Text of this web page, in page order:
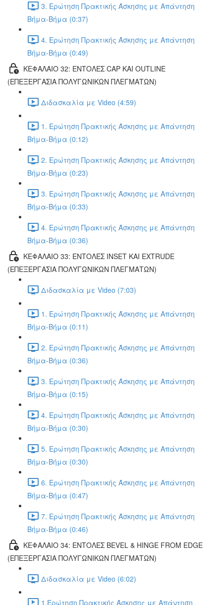
3. Ερώτηση Πρακτικής Άσκησης με Απάντηση
Βήμα-Βήμα (0:37)
4. Ερώτηση Πρακτικής Άσκησης με Απάντηση
Βήμα-Βήμα (0:49)
ΚΕΦΑΛΑΙΟ 32: ΕΝΤΟΛΕΣ CAP ΚΑΙ OUTLINE
(ΕΠΕΞΕΡΓΑΣΙΑ ΠΟΛΥΓΩΝΙΚΩΝ ΠΛΕΓΜΑΤΩΝ)
Διδασκαλία με Video (4:59)
1. Ερώτηση Πρακτικής Άσκησης με Απάντηση
Βήμα-Βήμα (0:12)
2. Ερώτηση Πρακτικής Άσκησης με Απάντηση
Βήμα-Βήμα (0:23)
3. Ερώτηση Πρακτικής Άσκησης με Απάντηση
Βήμα-Βήμα (0:33)
4. Ερώτηση Πρακτικής Άσκησης με Απάντηση
Βήμα-Βήμα (0:36)
ΚΕΦΑΛΑΙΟ 33: ΕΝΤΟΛΕΣ INSET ΚΑΙ EXTRUDE
(ΕΠΕΞΕΡΓΑΣΙΑ ΠΟΛΥΓΩΝΙΚΩΝ ΠΛΕΓΜΑΤΩΝ)
Διδασκαλία με Video (7:03)
1. Ερώτηση Πρακτικής Άσκησης με Απάντηση
Βήμα-Βήμα (0:11)
2. Ερώτηση Πρακτικής Άσκησης με Απάντηση
Βήμα-Βήμα (0:36)
3. Ερώτηση Πρακτικής Άσκησης με Απάντηση
Βήμα-Βήμα (0:15)
4. Ερώτηση Πρακτικής Άσκησης με Απάντηση
Βήμα-Βήμα (0:30)
5. Ερώτηση Πρακτικής Άσκησης με Απάντηση
Βήμα-Βήμα (0:30)
6. Ερώτηση Πρακτικής Άσκησης με Απάντηση
Βήμα-Βήμα (0:47)
7. Ερώτηση Πρακτικής Άσκησης με Απάντηση
Βήμα-Βήμα (0:46)
ΚΕΦΑΛΑΙΟ 34: ΕΝΤΟΛΕΣ BEVEL & HINGE FROM EDGE
(ΕΠΕΞΕΡΓΑΣΙΑ ΠΟΛΥΓΩΝΙΚΩΝ ΠΛΕΓΜΑΤΩΝ)
Διδασκαλία με Video (6:02)
1.Ερώτηση Πρακτικής Άσκησης με Απάντηση